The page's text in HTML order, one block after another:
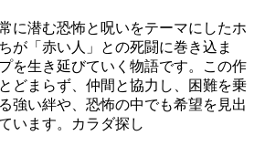
に潜む恐怖と呪いをテーマにしたホ
が「赤い人」との死闘に巻き込ま
を生き延びていく物語です。この作
どまらず、仲間と協力し、困難を乗
強い絆や、恐怖の中でも希望を見出
います。カラダ探し